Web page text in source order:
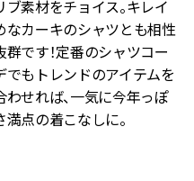
ブ素材をチョイス。キレイ
なカーキのシャツとも相性
群です！定番のシャツコー
でもトレンドのアイテムを
わせれば、一気に今年っぽ
満点の着こなしに。